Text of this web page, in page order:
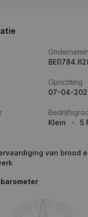
Oprichting
07-04-
Klein
5
van brood